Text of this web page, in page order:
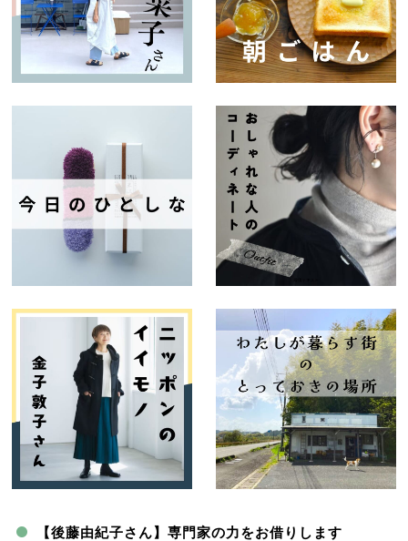
【後藤由紀子さん】専門家の力をお借りします